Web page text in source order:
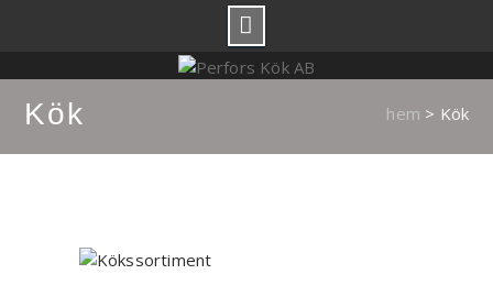
to
content
Kök hem > Kök
Vi håller butiken stängd för semester
från 20 juli t.o.m. 10 augusti.
Beställningar i vår webshop skickas